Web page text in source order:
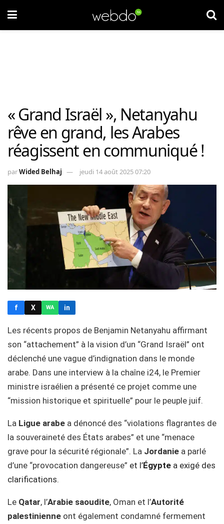
« Grand Israël », Netanyahu
rêve en grand, les Arabes
réagissent en communiqué !
parWided Belhaj jeudi 14 août 2025 07:20
f X WA in
Les récents propos de Benjamin Netanyahu affirmant
son “attachement” à la vision d’un “Grand Israël” ont
déclenché une vague d’indignation dans le monde
arabe. Dans une interview à la chaîne i24, le Premier
ministre israélien a présenté ce projet comme une
“mission historique et spirituelle” pour le peuple juif.
La Ligue arabe a dénoncé des “violations flagrantes de
la souveraineté des États arabes” et une “menace
grave pour la sécurité régionale”. La Jordanie a parlé
d’une “provocation dangereuse” et l’Égypte a exigé des
clarifications.
Le Qatar, l’Arabie saoudite, Oman et l’Autorité
palestinienne ont également condamné fermement